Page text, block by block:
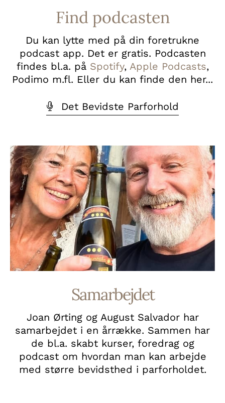
Find podcasten
Du kan lytte med på din foretrukne
podcast app. Det er gratis. Podcasten
findes bl.a. på Spotify, Apple Podcasts,
Podimo m.fl. Eller du kan finde den her...
Det Bevidste Parforhold
Samarbejdet
Joan Ørting og August Salvador har
samarbejdet i en årrække. Sammen har
de bl.a. skabt kurser, foredrag og
podcast om hvordan man kan arbejde
med større bevidsthed i parforholdet.